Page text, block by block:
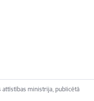
attīstības ministrija, publicētā